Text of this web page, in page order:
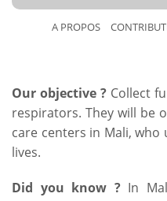
A PROPOS
Our objective ? Collect
respirators. They will be
care centers in Mali,
lives.
Did you know ?In